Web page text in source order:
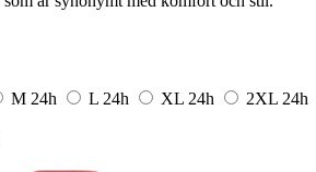
M 24h L 24h XL 24h 2XL 24h